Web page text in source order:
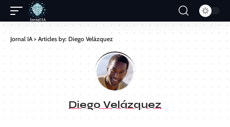
Jornal IA> Articles by: Diego Velázquez
Diego Velázquez